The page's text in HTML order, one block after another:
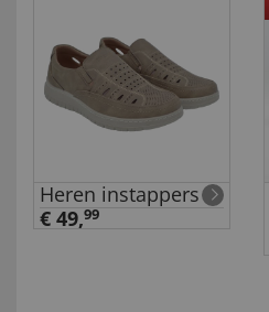
Heren instappers
€ 49,99